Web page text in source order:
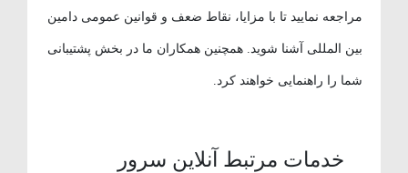
مراجعه نمایید تا با مزایا، نقاط ضعف و قوانین عمومی دامین
بین المللی آشنا شوید. همچنین همکاران ما در بخش پشتیبانی
شما را راهنمایی خواهند کرد.
خدمات مرتبط آنلاین سرور